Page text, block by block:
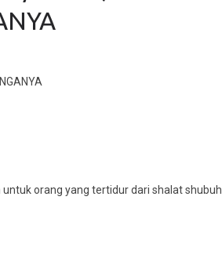
orang yang tertidur dari shalat shubuh